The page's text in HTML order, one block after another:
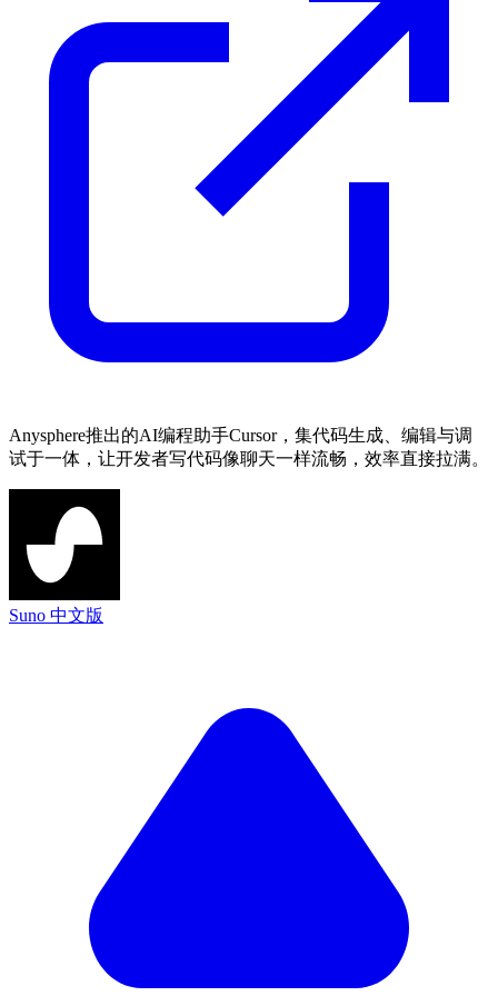
Anysphere推出的AI编程助手Cursor，集代码生成、编辑与调
试于一体，让开发者写代码像聊天一样流畅，效率直接拉满。
Suno 中文版